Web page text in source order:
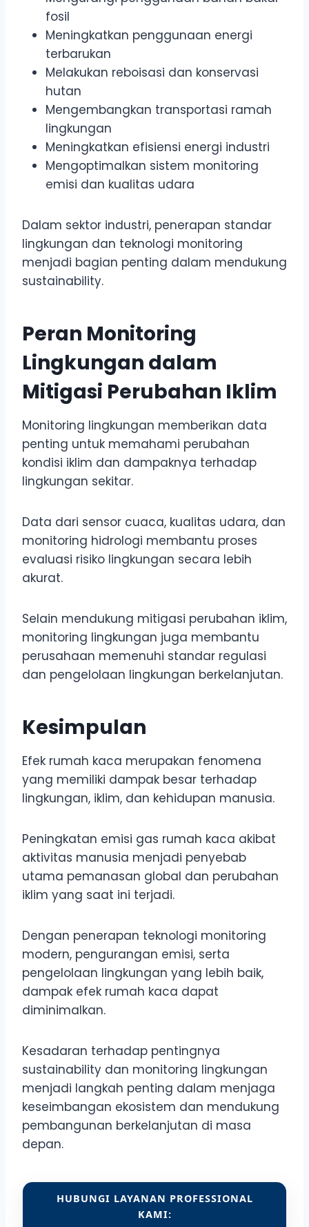
fosil
Meningkatkan penggunaan energi
terbarukan
Melakukan reboisasi dan konservasi
hutan
Mengembangkan transportasi ramah
lingkungan
Meningkatkan efisiensi energi industri
Mengoptimalkan sistem monitoring
emisi dan kualitas udara
Dalam sektor industri, penerapan standar
lingkungan dan teknologi monitoring
menjadi bagian penting dalam mendukung
sustainability.
Peran Monitoring
Lingkungan dalam
Mitigasi Perubahan Iklim
Monitoring lingkungan memberikan data
penting untuk memahami perubahan
kondisi iklim dan dampaknya terhadap
lingkungan sekitar.
Data dari sensor cuaca, kualitas udara, dan
monitoring hidrologi membantu proses
evaluasi risiko lingkungan secara lebih
akurat.
Selain mendukung mitigasi perubahan iklim,
monitoring lingkungan juga membantu
perusahaan memenuhi standar regulasi
dan pengelolaan lingkungan berkelanjutan.
Kesimpulan
Efek rumah kaca merupakan fenomena
yang memiliki dampak besar terhadap
lingkungan, iklim, dan kehidupan manusia.
Peningkatan emisi gas rumah kaca akibat
aktivitas manusia menjadi penyebab
utama pemanasan global dan perubahan
iklim yang saat ini terjadi.
Dengan penerapan teknologi monitoring
modern, pengurangan emisi, serta
pengelolaan lingkungan yang lebih baik,
dampak efek rumah kaca dapat
diminimalkan.
Kesadaran terhadap pentingnya
sustainability dan monitoring lingkungan
menjadi langkah penting dalam menjaga
keseimbangan ekosistem dan mendukung
pembangunan berkelanjutan di masa
depan.
HUBUNGI LAYANAN PROFESSIONAL
KAMI: